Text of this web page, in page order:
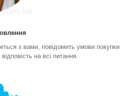
з вами, повідомить умови покупки
на всі питання.